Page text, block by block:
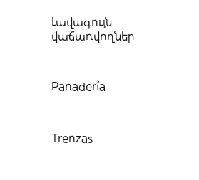
Լավագույն
վաճառվողներ
Panadería
Trenzas